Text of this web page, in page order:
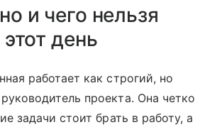
и чего нельзя
день
работает как строгий, но
проекта. Она четко
задачи стоит брать в работу, а